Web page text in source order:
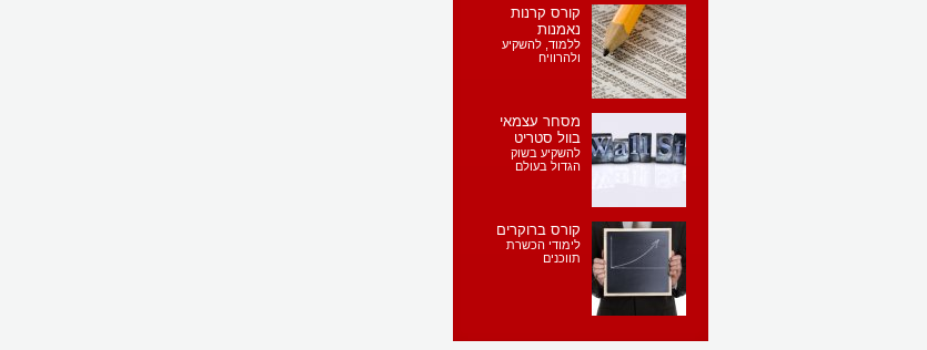
קורס קרנות
נאמנות
ללמוד, להשקיע
ולהרוויח
מסחר עצמאי
בוול סטריט
להשקיע בשוק
הגדול בעולם
קורס ברוקרים
לימודי הכשרת
תווכנים